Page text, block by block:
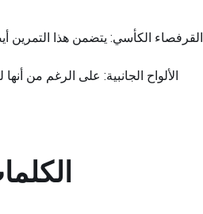
القرفصاء الكأسي: يتضمن هذا التمرين
الألواح الجانبية: على الرغم من